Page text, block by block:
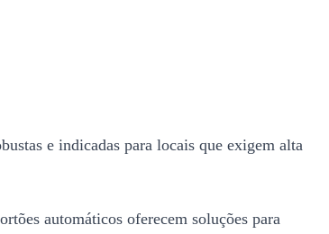
e indicadas para locais que exigem alta
automáticos oferecem soluções para